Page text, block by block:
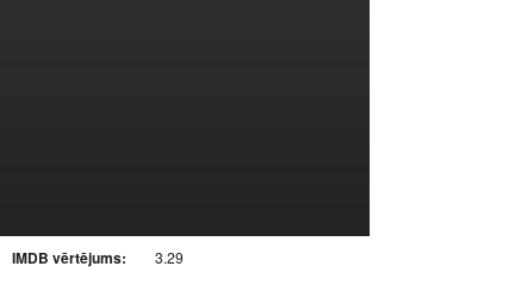
IMDB vērtējums: 3.29